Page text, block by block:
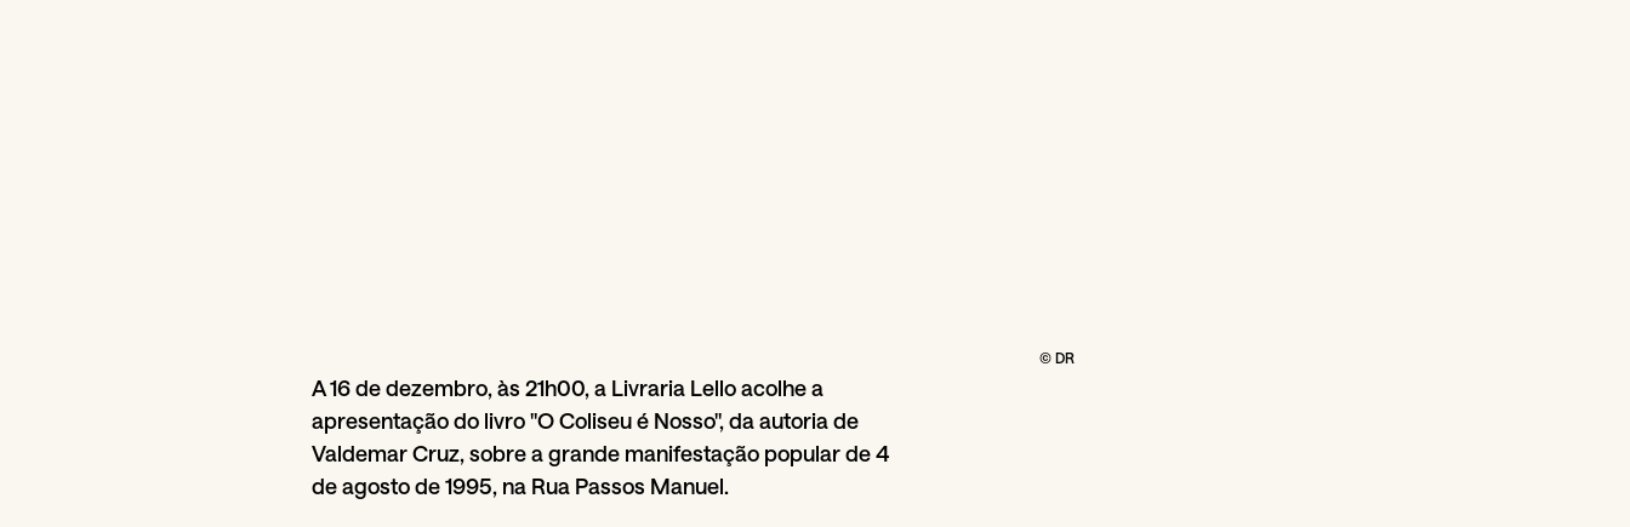
© DR
A 16 de dezembro, às 21h00, a Livraria Lello acolhe a
apresentação do livro "O Coliseu é Nosso", da autoria de
Valdemar Cruz, sobre a grande manifestação popular de 4
de agosto de 1995, na Rua Passos Manuel.